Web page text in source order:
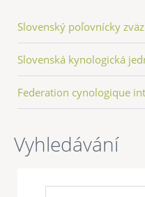
Slovenský poľovnícky zväz
Slovenská kynologická
Federation cynologique
Vyhledávání